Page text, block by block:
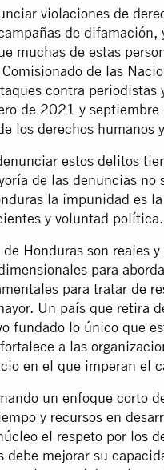
violaciones de
de
muchas de estas
de las
contra periodistas
de 2021 y
los derechos humanos
estos delitos
de las denuncias no
la impunidad es
y voluntad política.
Honduras son reales
para
para tratar de
Un país que retira
fundado lo único que
a las
en el que imperan el
un enfoque corto
y recursos en
el respeto por los
debe mejorar su